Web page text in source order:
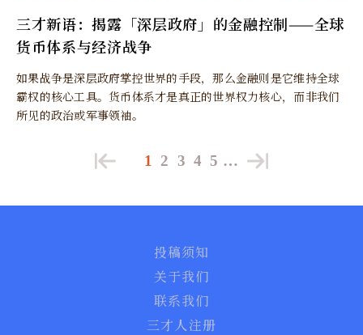
三才新语：揭露「深层政府」的金融控制——全球
货币体系与经济战争
如果战争是深层政府掌控世界的手段，那么金融则是它维持全球
霸权的核心工具。货币体系才是真正的世界权力核心，而非我们
所见的政治或军事领袖。
1 2 3 4 5 …
投稿须知
关于我们
联系我们
三才人注册